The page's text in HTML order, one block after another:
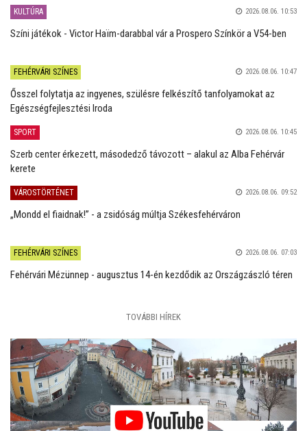
KULTÚRA 2026.08.06. 10:53
Színi játékok - Victor Haïm-darabbal vár a Prospero Színkör a V54-ben
FEHÉRVÁRI SZÍNES 2026.08.06. 10:47
Ősszel folytatja az ingyenes, szülésre felkészítő tanfolyamokat az
Egészségfejlesztési Iroda
SPORT 2026.08.06. 10:45
Szerb center érkezett, másodedző távozott – alakul az Alba Fehérvár
kerete
VÁROSTÖRTÉNET 2026.08.06. 09:52
„Mondd el fiaidnak!” - a zsidóság múltja Székesfehérváron
FEHÉRVÁRI SZÍNES 2026.08.06. 07:03
Fehérvári Mézünnep - augusztus 14-én kezdődik az Országzászló téren
TOVÁBBI HÍREK